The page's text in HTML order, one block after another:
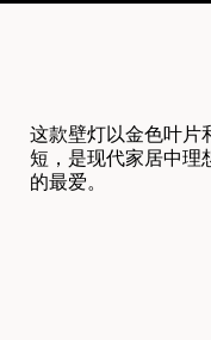
这款壁灯以金色叶片
短，是现代家居中理
的最爱。